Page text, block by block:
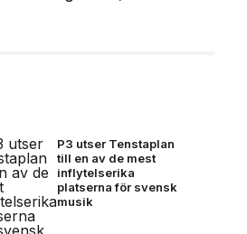
P3 utser Tenstaplan
till en av de mest
inflytelserika
platserna för svensk
musik